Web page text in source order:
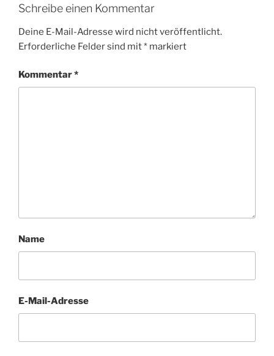
Schreibe einen Kommentar
Deine E-Mail-Adresse wird nicht veröffentlicht.
Erforderliche Felder sind mit* markiert
Kommentar*
Name
E-Mail-Adresse